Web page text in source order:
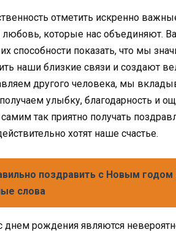
отметить искренно
которые нас объединяют.
способности показать, что мы
наши близкие связи и создают
другого человека, мы
улыбку, благодарность и
так приятно получать
хотят наше счастье.
поздравить с Новым годом
слова
днем рождения являются